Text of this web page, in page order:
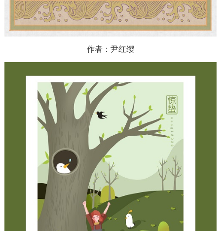
作者：尹红缨